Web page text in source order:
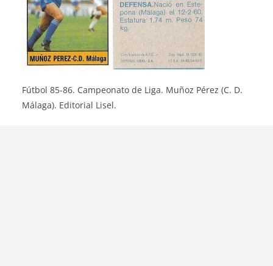
Fútbol 85-86. Campeonato de Liga. Muñoz Pérez (C. D.
Málaga). Editorial Lisel.